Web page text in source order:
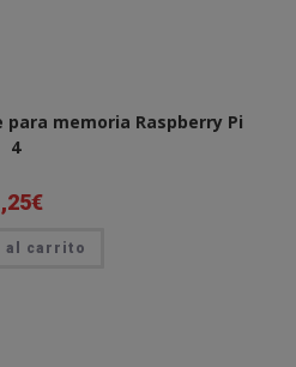
memoria Raspberry Pi
4
€
al carrito